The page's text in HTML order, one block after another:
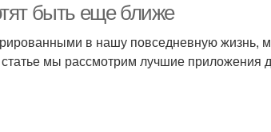
быть еще ближе
в нашу повседневную жизнь,
мы рассмотрим лучшие приложения